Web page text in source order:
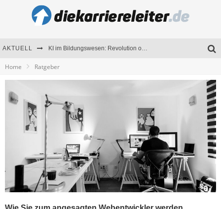
AKTUELL KI im Bildungswesen: Revolution oder Risiko für Schulen und Universitäten?
Mitarbeitenden-Schulungen erfolgreich planen – Ratgeber für Unternehmen
Home Ratgeber